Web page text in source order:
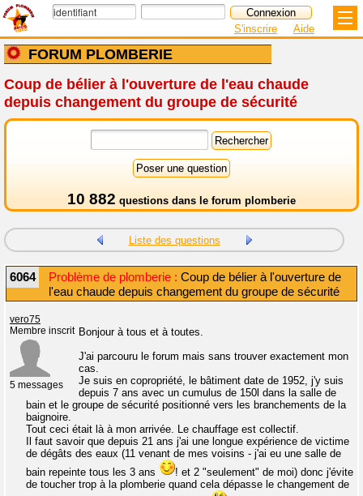
FORUM PLOMBERIE
S'inscrire Aide
Coup de bélier à l'ouverture de l'eau chaude
depuis changement du groupe de sécurité
10 882 questions dans le forum plomberie
Liste des questions
6064 Problème de plomberie : Coup de bélier à l'ouverture de
l'eau chaude depuis changement du groupe de sécurité
vero75
Membre inscrit
5 messages
Bonjour à tous et à toutes.
J'ai parcouru le forum mais sans trouver exactement mon
cas.
Je suis en copropriété, le bâtiment date de 1952, j'y suis
depuis 7 ans avec un cumulus de 150l dans la salle de
bain et le groupe de sécurité positionné vers les branchements de la
baignoire.
Tout ceci était là à mon arrivée. Le chauffage est collectif.
Il faut savoir que depuis 21 ans j'ai une longue expérience de victime
de dégâts des eaux (11 venant de mes voisins - j'ai eu une salle de
bain repeinte tous les 3 ans
! et 2 "seulement" de moi) donc j'évite
de toucher trop à la plomberie quand cela dépasse le changement de